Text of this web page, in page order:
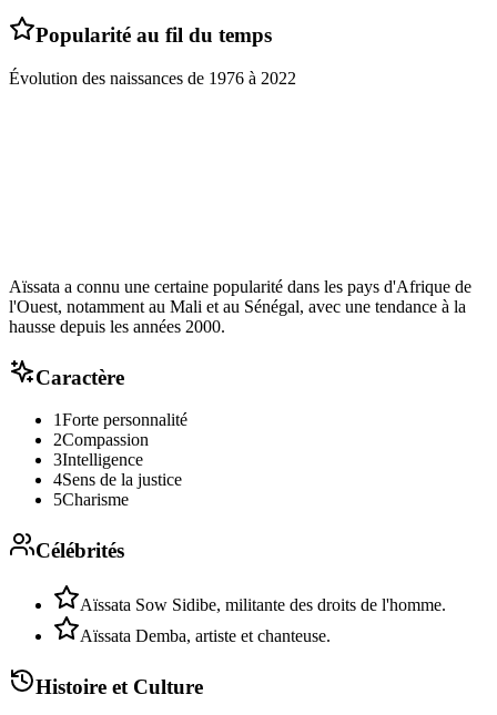
Popularité au fil du temps
Évolution des naissances de 1976 à 2022
Aïssata a connu une certaine popularité dans les pays d'Afrique de
l'Ouest, notamment au Mali et au Sénégal, avec une tendance à la
hausse depuis les années 2000.
Caractère
1Forte personnalité
2Compassion
3Intelligence
4Sens de la justice
5Charisme
Célébrités
Aïssata Sow Sidibe, militante des droits de l'homme.
Aïssata Demba, artiste et chanteuse.
Histoire et Culture